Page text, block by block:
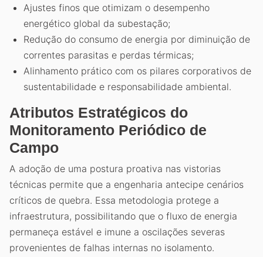
Ajustes finos que otimizam o desempenho
energético global da subestação;
Redução do consumo de energia por diminuição de
correntes parasitas e perdas térmicas;
Alinhamento prático com os pilares corporativos de
sustentabilidade e responsabilidade ambiental.
Atributos Estratégicos do
Monitoramento Periódico de
Campo
A adoção de uma postura proativa nas vistorias
técnicas permite que a engenharia antecipe cenários
críticos de quebra. Essa metodologia protege a
infraestrutura, possibilitando que o fluxo de energia
permaneça estável e imune a oscilações severas
provenientes de falhas internas no isolamento.